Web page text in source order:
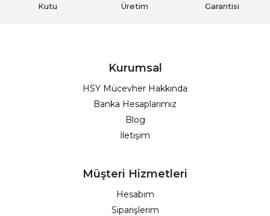
Kutu
Üretim
Garantisi
Kurumsal
HSY Mücevher Hakkında
Banka Hesaplarımız
Blog
İletişim
Müşteri Hizmetleri
Hesabım
Siparişlerim